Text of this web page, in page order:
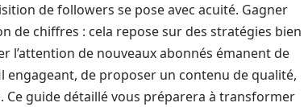
de followers se pose avec acuité. Gagner
de chiffres : cela repose sur des stratégies bien
l’attention de nouveaux abonnés émanent de
engageant, de proposer un contenu de qualité,
Ce guide détaillé vous préparera à transformer